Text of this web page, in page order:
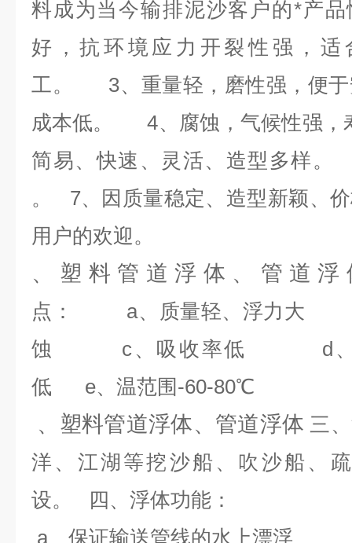
料成为当今输排泥沙客户的*
好，抗环境应力开裂性强，
工。 3、重量轻，磨性强，便于
成本低。 4、腐蚀，气候性强
简易、快速、灵活、造型多样
。 7、因质量稳定、造型新颖、
用户的欢迎。
、塑料管道浮体、管道浮
点： a、质量轻、浮力大 b
蚀 c、吸收率低 d、施
低 e、温范围-60-80℃
、塑料管道浮体、管道浮体 三
洋、江湖等挖沙船、吹沙船、
设。 四、浮体功能：
a、保证输送管线的水上漂浮